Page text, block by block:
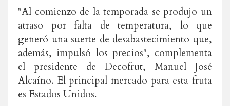
"Al comienzo de la temporada se produjo un
atraso por falta de temperatura, lo que
generó una suerte de desabastecimiento que,
además, impulsó los precios", complementa
el presidente de Decofrut, Manuel José
Alcaíno. El principal mercado para esta fruta
es Estados Unidos.